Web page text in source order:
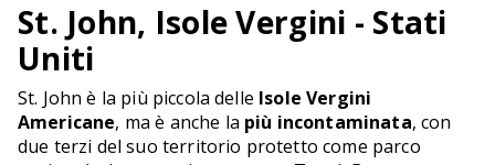
St. John, Isole Vergini - Stati
Uniti
St. John è la più piccola delle Isole Vergini
Americane, ma è anche la più incontaminata, con
due terzi del suo territorio protetto come parco